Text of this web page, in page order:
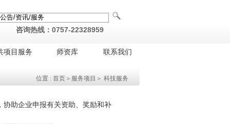
咨询热线：0757-22328959
项目服务 师资库 联系我们
位置 : 首页 ＞服务项目＞ 科技服务
协助企业申报有关资助、奖励和补